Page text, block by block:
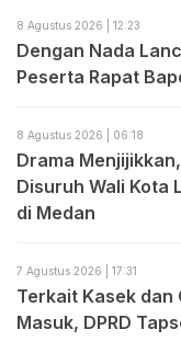
8 Agustus 2026 | 12:23
Dengan Nada
Peserta Rapat
8 Agustus 2026 | 06:18
Drama
Disuruh Wali Kota
di Medan
7 Agustus 2026 | 17:31
Terkait Kasek dan
Masuk, DPRD